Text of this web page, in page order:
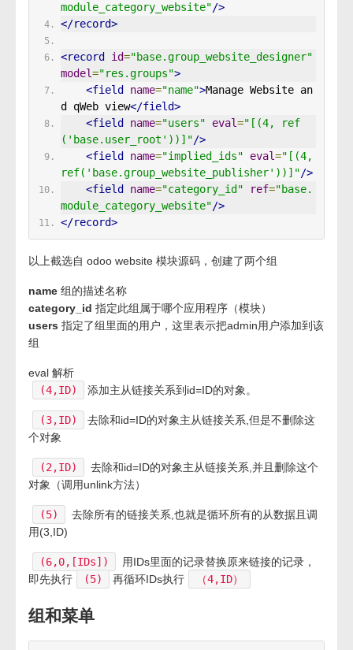
module_category_website"/>
</record>
<record id="base.group_website_designer"
model="res.groups">
<field
name="name">Manage Website an
d qWeb view</field>
<field
name="users" eval="[(4, ref
('base.user_root'))]"/>
<field
name="implied_ids" eval="[(4,
ref('base.group_website_publisher'))]"/>
<field
name="category_id" ref="base.
module_category_website"/>
</record>
以上截选自 odoo website 模块源码，创建了两个组
name 组的描述名称
category_id 指定此组属于哪个应用程序（模块）
users 指定了组里面的用户，这里表示把admin用户添加到该
组
eval 解析
(4,ID)
添加主从链接关系到id=ID的对象。
(3,ID)
去除和id=ID的对象主从链接关系,但是不删除这
个对象
(2,ID)
去除和id=ID的对象主从链接关系,并且删除这个
对象（调用unlink方法）
(5)
去除所有的链接关系,也就是循环所有的从数据且调
用(3,ID)
(6,0,[IDs])
用IDs里面的记录替换原来链接的记录，
即先执行
(5) 再循环IDs执行 （4,ID）
组和菜单